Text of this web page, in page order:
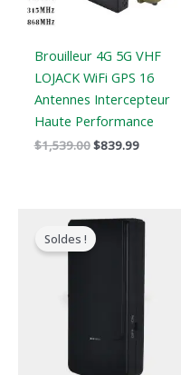
Brouilleur 4G 5G VHF
LOJACK WiFi GPS 16
Antennes Intercepteur
Haute Performance
$1,539.00$839.99
Soldes !
Le
prix
original
Le
$99.66.